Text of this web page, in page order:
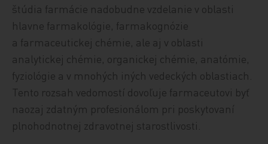
štúdia farmácie nadobudne vzdelanie v oblasti
hlavne farmakológie, farmakognózie
a farmaceutickej chémie, ale aj v oblasti
analytickej chémie, organickej chémie, anatómie,
fyziológie a v mnohých iných vedeckých oblastiach.
Tento rozsah vedomostí dovoľuje farmaceutovi byť
naozaj zdatným profesionálom pri poskytovaní
plnohodnotnej zdravotnej starostlivosti.